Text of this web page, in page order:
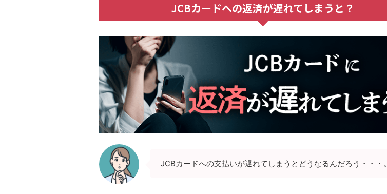
JCBカードへの返済が遅れてしまうと？
JCBカードへの支払いが遅れてしまうとどうなるんだろう・・・。